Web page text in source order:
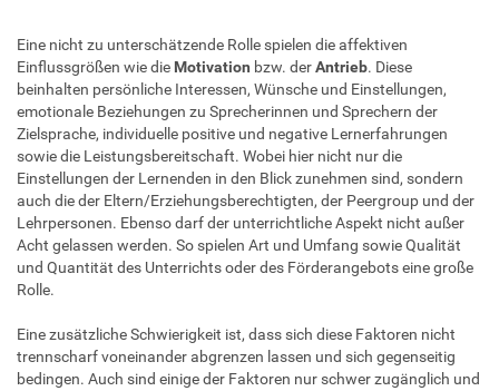
Eine nicht zu unterschätzende Rolle spielen die affektiven
Einflussgrößen wie die Motivation bzw. derAntrieb. Diese
beinhalten persönliche Interessen, Wünsche und Einstellungen,
emotionale Beziehungen zu Sprecherinnen und Sprechern der
Zielsprache, individuelle positive und negative Lernerfahrungen
sowie die Leistungsbereitschaft. Wobei hier nicht nur die
Einstellungen der Lernenden in den Blick zunehmen sind, sondern
auch die der Eltern/Erziehungsberechtigten, der Peergroup und der
Lehrpersonen. Ebenso darf der unterrichtliche Aspekt nicht außer
Acht gelassen werden. So spielen Art und Umfang sowie Qualität
und Quantität des Unterrichts oder des Förderangebots eine große
Rolle.
Eine zusätzliche Schwierigkeit ist, dass sich diese Faktoren nicht
trennscharf voneinander abgrenzen lassen und sich gegenseitig
bedingen. Auch sind einige der Faktoren nur schwer zugänglich und